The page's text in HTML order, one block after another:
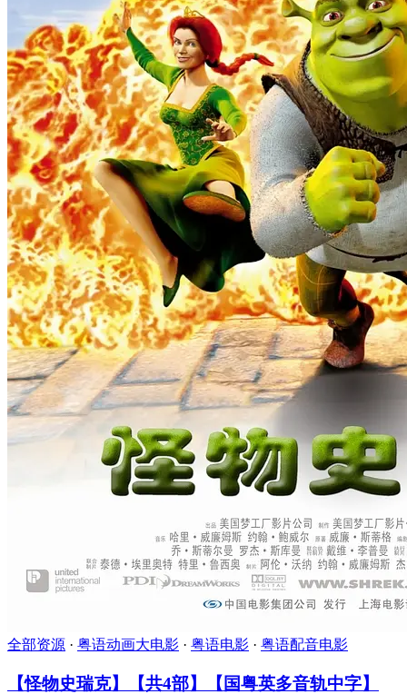
全部资源 · 粤语动画大电影 · 粤语电影 · 粤语配音电影
【怪物史瑞克】【共4部】【国粤英多音轨中字】